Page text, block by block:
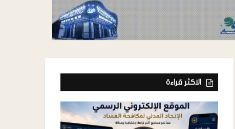
الاكثر قراءة